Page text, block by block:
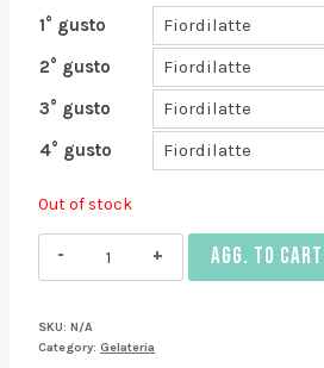
1° gusto
2° gusto
3° gusto
4° gusto
Out of stock
Vaschetta
Media
0,750
AGG. TO CART
SKU: N/A
Category: Gelateria